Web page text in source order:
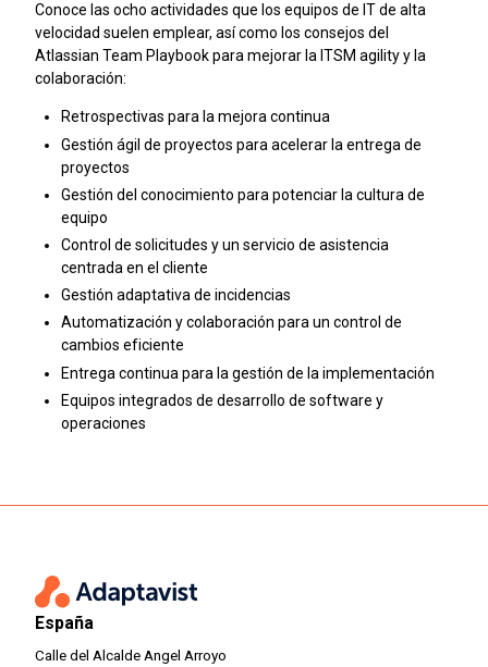
Conoce las ocho actividades que los equipos de IT de alta
velocidad suelen emplear, así como los consejos del
Atlassian Team Playbook para mejorar la ITSM agility y la
colaboración:
Retrospectivas para la mejora continua
Gestión ágil de proyectos para acelerar la entrega de
proyectos
Gestión del conocimiento para potenciar la cultura de
equipo
Control de solicitudes y un servicio de asistencia
centrada en el cliente
Gestión adaptativa de incidencias
Automatización y colaboración para un control de
cambios eficiente
Entrega continua para la gestión de la implementación
Equipos integrados de desarrollo de software y
operaciones
España
Calle del Alcalde Angel Arroyo